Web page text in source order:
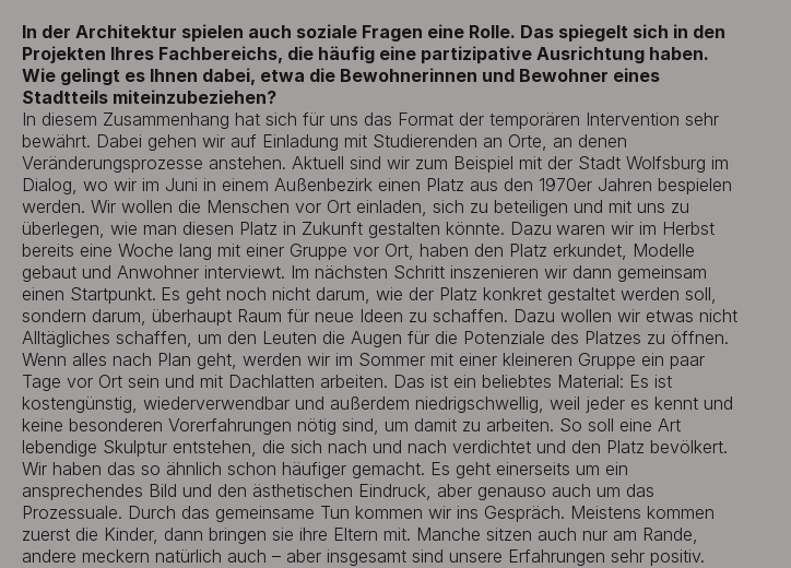
In der Architektur spielen auch soziale Fragen eine Rolle. Das spiegelt sich in den
Projekten Ihres Fachbereichs, die häufig eine partizipative Ausrichtung haben.
Wie gelingt es Ihnen dabei, etwa die Bewohnerinnen und Bewohner eines
Stadtteils miteinzubeziehen?
In diesem Zusammenhang hat sich für uns das Format der temporären Intervention sehr
bewährt. Dabei gehen wir auf Einladung mit Studierenden an Orte, an denen
Veränderungsprozesse anstehen. Aktuell sind wir zum Beispiel mit der Stadt Wolfsburg im
Dialog, wo wir im Juni in einem Außenbezirk einen Platz aus den 1970er Jahren bespielen
werden. Wir wollen die Menschen vor Ort einladen, sich zu beteiligen und mit uns zu
überlegen, wie man diesen Platz in Zukunft gestalten könnte. Dazu waren wir im Herbst
bereits eine Woche lang mit einer Gruppe vor Ort, haben den Platz erkundet, Modelle
gebaut und Anwohner interviewt. Im nächsten Schritt inszenieren wir dann gemeinsam
einen Startpunkt. Es geht noch nicht darum, wie der Platz konkret gestaltet werden soll,
sondern darum, überhaupt Raum für neue Ideen zu schaffen. Dazu wollen wir etwas nicht
Alltägliches schaffen, um den Leuten die Augen für die Potenziale des Platzes zu öffnen.
Wenn alles nach Plan geht, werden wir im Sommer mit einer kleineren Gruppe ein paar
Tage vor Ort sein und mit Dachlatten arbeiten. Das ist ein beliebtes Material: Es ist
kostengünstig, wiederverwendbar und außerdem niedrigschwellig, weil jeder es kennt und
keine besonderen Vorerfahrungen nötig sind, um damit zu arbeiten. So soll eine Art
lebendige Skulptur entstehen, die sich nach und nach verdichtet und den Platz bevölkert.
Wir haben das so ähnlich schon häufiger gemacht. Es geht einerseits um ein
ansprechendes Bild und den ästhetischen Eindruck, aber genauso auch um das
Prozessuale. Durch das gemeinsame Tun kommen wir ins Gespräch. Meistens kommen
zuerst die Kinder, dann bringen sie ihre Eltern mit. Manche sitzen auch nur am Rande,
andere meckern natürlich auch – aber insgesamt sind unsere Erfahrungen sehr positiv.